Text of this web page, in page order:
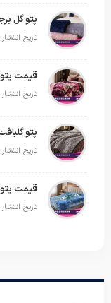
تاریخ انتشار: 7 آگوست 2026
تاریخ انتشار: 6 آگوست 2026
تاریخ انتشار: 5 آگوست 2026
تاریخ انتشار: 4 آگوست 2026